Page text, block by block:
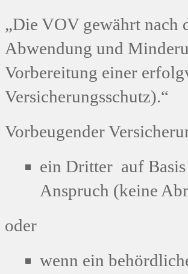
„Die VOV gewährt nach
Abwendung und
Vorbereitung einer
Versicherungsschutz).“
Vorbeugender
ein Dritter auf Basis
Anspruch (keine
oder
wenn ein